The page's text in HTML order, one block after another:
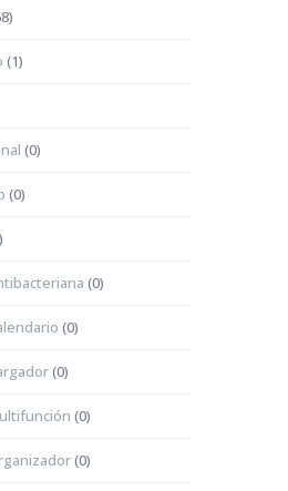
(1)
(0)
(0)
(0)
(0)
(0)
(0)
(0)